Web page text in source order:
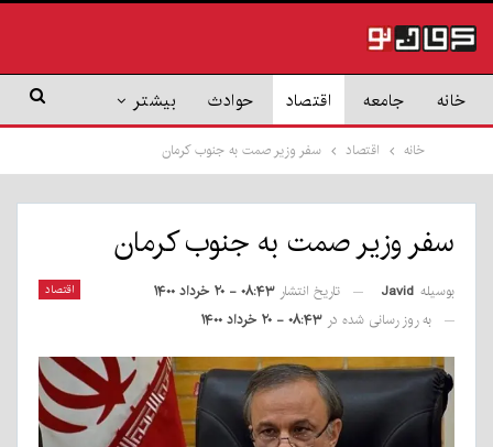
خانه جامعه اقتصاد حوادث بیشتر
خانه اقتصاد سفر وزیر صمت به جنوب کرمان
سفر وزیر صمت به جنوب کرمان
اقتصاد بوسیله Javid تاریخ انتشار ۰۸:۴۳ - ۲۰ خرداد ۱۴۰۰
به روز رسانی شده در ۰۸:۴۳ - ۲۰ خرداد ۱۴۰۰